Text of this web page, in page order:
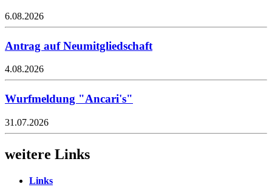
6.08.2026
Antrag auf Neumitgliedschaft
4.08.2026
Wurfmeldung "Ancari's"
31.07.2026
weitere Links
Links